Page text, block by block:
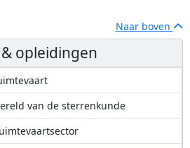
Naar boven
& opleidingen
van de sterrenkunde